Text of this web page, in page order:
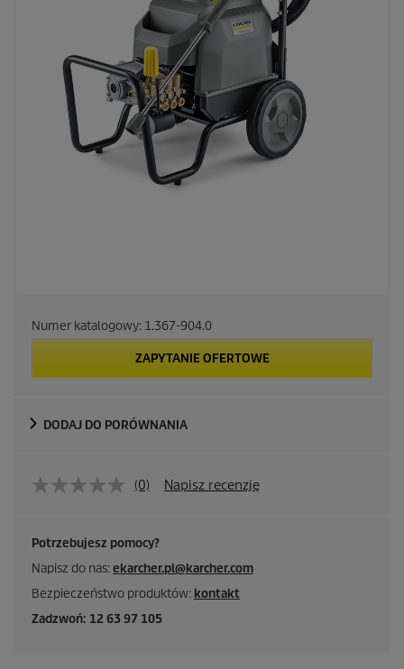
Numer katalogowy: 1.367-904.0
ZAPYTANIE OFERTOWE
DODAJ DO PORÓWNANIA
(0) Napisz recenzję
Potrzebujesz pomocy?
Napisz do nas:ekarcher.pl@karcher.com
Bezpieczeństwo produktów: kontakt
Zadzwoń: 12 63 97 105